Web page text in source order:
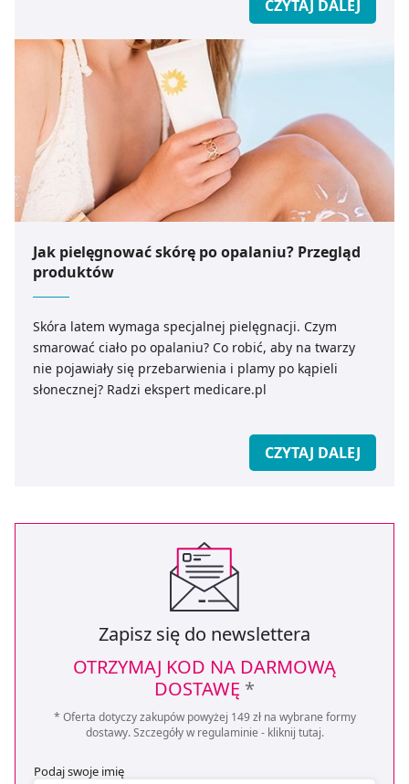
CZYTAJ DALEJ
Jak pielęgnować skórę po opalaniu? Przegląd
produktów
Skóra latem wymaga specjalnej pielęgnacji. Czym
smarować ciało po opalaniu? Co robić, aby na twarzy
nie pojawiały się przebarwienia i plamy po kąpieli
słonecznej? Radzi ekspert medicare.pl
CZYTAJ DALEJ
Zapisz się do newslettera
OTRZYMAJ KOD NA DARMOWĄ
DOSTAWĘ *
* Oferta dotyczy zakupów powyżej 149 zł na wybrane formy
dostawy. Szczegóły w regulaminie - kliknij tutaj.
Podaj swoje imię